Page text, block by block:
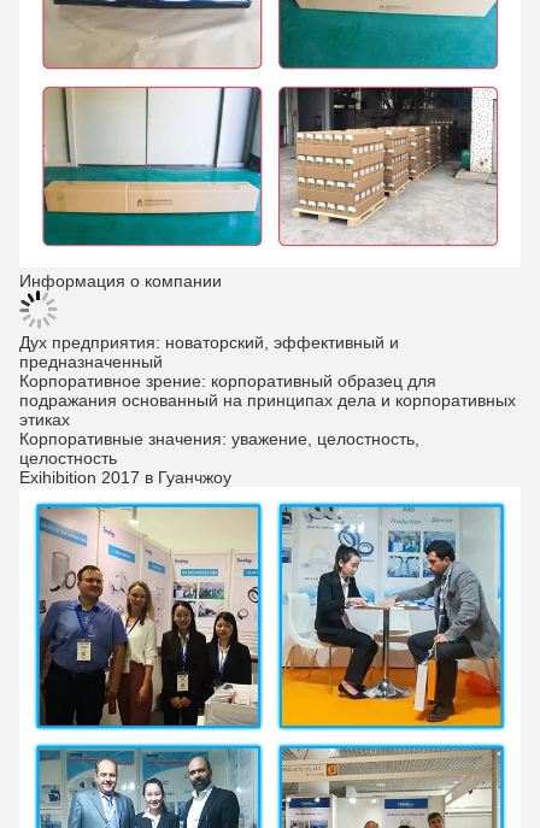
Информация о компании
Дух предприятия: новаторский, эффективный и
предназначенный
Корпоративное зрение: корпоративный образец для
подражания основанный на принципах дела и корпоративных
этиках
Корпоративные значения: уважение, целостность,
целостность
Exihibition 2017 в Гуанчжоу